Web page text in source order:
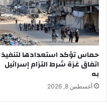
حماس تؤكد استعدادها لتنفيذ
اتفاق غزة شرط التزام إسرائيل
به
أغسطس 8, 2026